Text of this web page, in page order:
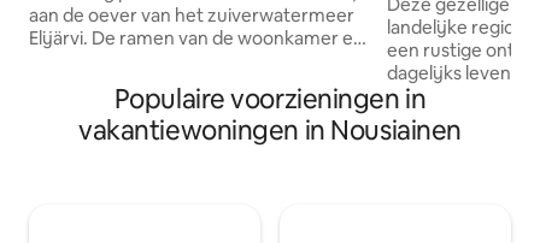
aan de oever van het zuiverwatermeer
Elijärvi. De ramen van de woonkamer en
het meer, bekroond door prachtige
zonsondergangen. Het huisje heeft alle
basisvoorzieningen: elektriciteit,
stromend water, airconditioning, een
landelijke regio
een rustige
dagelijks leven.
ontspan in de
eigen tempo van
natuur. Slechts
Populaire voorzieningen in
vakantiewoningen in Nousiainen